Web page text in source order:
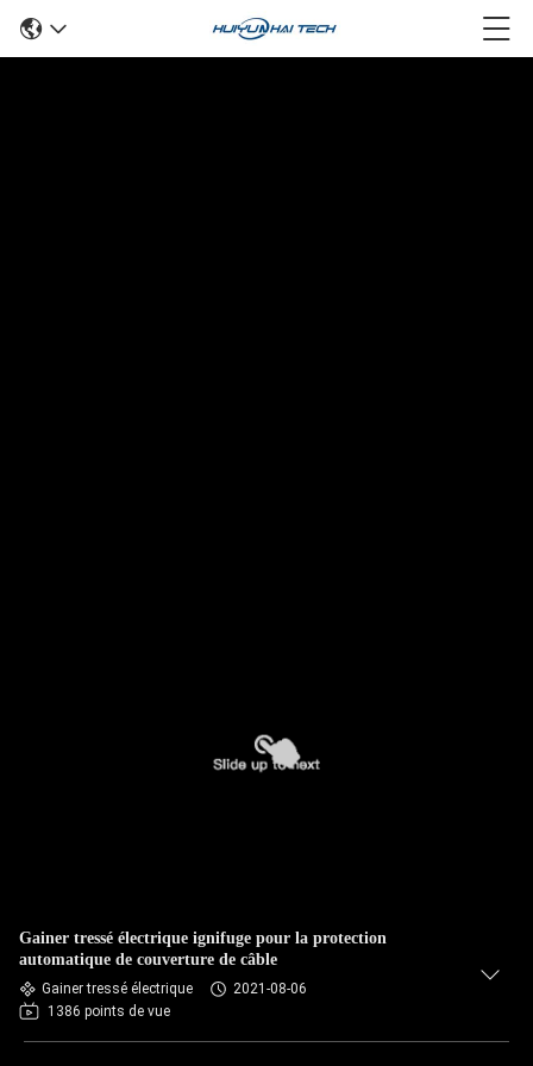
Gainer tressé électrique ignifuge pour la protection
automatique de couverture de câble
Gainer tressé électrique
2021-08-06
1386 points de vue